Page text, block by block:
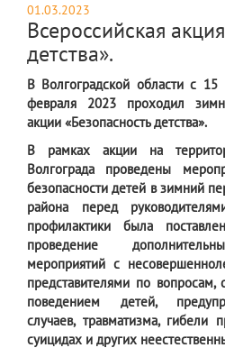
01.03.2023
Всероссийская
детства».
В Волгоградской области с
февраля 2023 проходил
акции «Безопасность детства».
В рамках акции на
Волгограда проведены
безопасности детей в зимний
района перед
профилактики была
проведение
мероприятий с
представителями по
поведением детей,
случаев, травматизма, гибели
суицидах и других